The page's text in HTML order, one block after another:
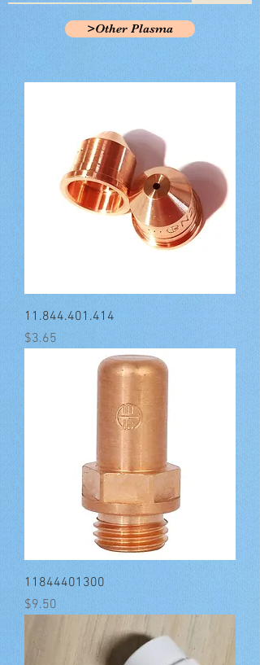
>Other Plasma
11.844.401.414
मूल्य
$3.65
11844401300
मूल्य
$9.50